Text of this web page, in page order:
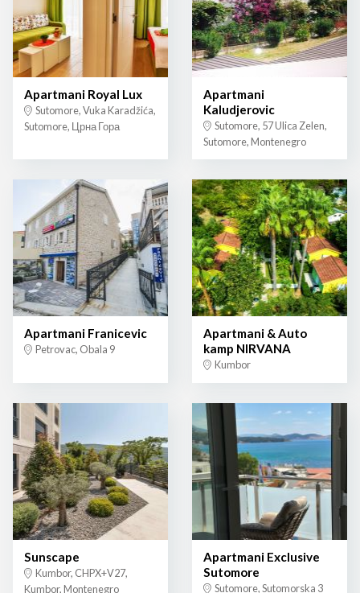
Apartmani Royal Lux
Sutomore, Vuka Karadžića,
Sutomore, Црна Гора
Apartmani
Kaludjerovic
Sutomore, 57 Ulica Zelen,
Sutomore, Montenegro
Apartmani Franicevic
Petrovac, Obala 9
Apartmani & Auto
kamp NIRVANA
Kumbor
Sunscape
Kumbor, CHPX+V27,
Kumbor, Montenegro
Apartmani Exclusive
Sutomore
Sutomore, Sutomorska 3